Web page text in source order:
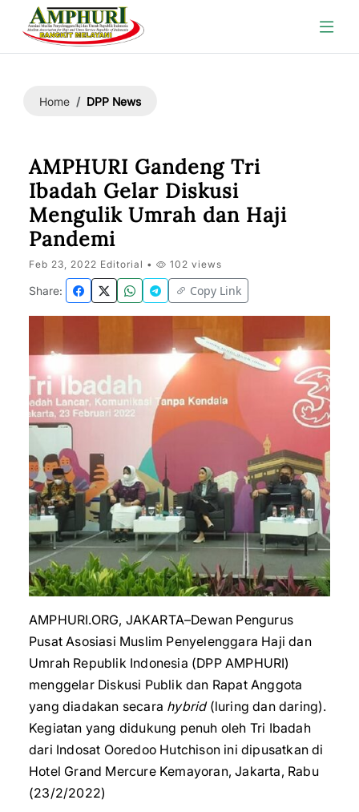
Home DPP News
AMPHURI Gandeng Tri
Ibadah Gelar Diskusi
Mengulik Umrah dan Haji
Pandemi
Feb 23, 2022 Editorial • 102 views
Share: Copy Link
AMPHURI.ORG, JAKARTA–Dewan Pengurus
Pusat Asosiasi Muslim Penyelenggara Haji dan
Umrah Republik Indonesia (DPP AMPHURI)
menggelar Diskusi Publik dan Rapat Anggota
yang diadakan secara hybrid(luring dan daring).
Kegiatan yang didukung penuh oleh Tri Ibadah
dari Indosat Ooredoo Hutchison ini dipusatkan di
Hotel Grand Mercure Kemayoran, Jakarta, Rabu
(23/2/2022)